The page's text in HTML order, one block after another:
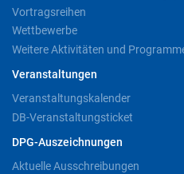
Vortragsreihen
Wettbewerbe
Weitere Aktivitäten und
Veranstaltungen
Veranstaltungskalender
DB-Veranstaltungsticket
DPG-Auszeichnungen
Aktuelle Ausschreibungen